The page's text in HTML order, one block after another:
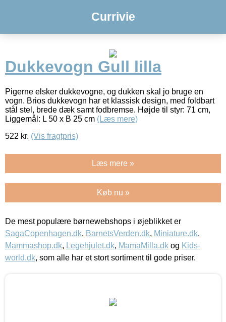
Currivie
Dukkevogn Gull lilla
Pigerne elsker dukkevogne, og dukken skal jo bruge en
vogn. Brios dukkevogn har et klassisk design, med foldbart
stål stel, brede dæk samt fodbremse. Højde til styr: 71 cm,
Liggemål: L 50 x B 25 cm (Læs mere)
522 kr. (Vis fragtpris)
Læs mere »
Køb nu »
De mest populære børnewebshops i øjeblikket er
SagaCopenhagen.dk, BarnetsVerden.dk, Miniature.dk,
Mammashop.dk, Legehjulet.dk, MamaMilla.dk og Kids-
world.dk, som alle har et stort sortiment til gode priser.